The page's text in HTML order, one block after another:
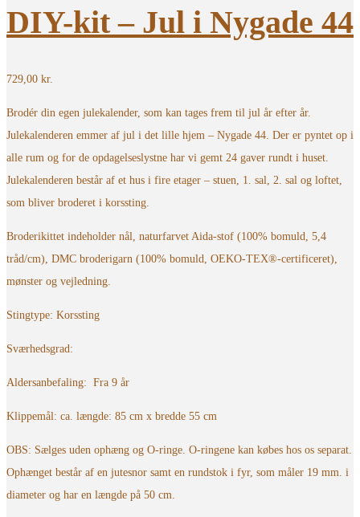
DIY-kit – Jul i Nygade 44
729,00 kr.
Brodér din egen julekalender, som kan tages frem til jul år efter år.
Julekalenderen emmer af jul i det lille hjem – Nygade 44. Der er pyntet op i
alle rum og for de opdagelseslystne har vi gemt 24 gaver rundt i huset.
Julekalenderen består af et hus i fire etager – stuen, 1. sal, 2. sal og loftet,
som bliver broderet i korssting.
Broderikittet indeholder nål, naturfarvet Aida-stof (100% bomuld, 5,4
tråd/cm), DMC broderigarn (100% bomuld, OEKO-TEX®-certificeret),
mønster og vejledning.
Stingtype: Korssting
Sværhedsgrad:
Aldersanbefaling: Fra 9 år
Klippemål: ca. længde: 85 cm x bredde 55 cm
OBS: Sælges uden ophæng og O-ringe. O-ringene kan købes hos os separat.
Ophænget består af en jutesnor samt en rundstok i fyr, som måler 19 mm. i
diameter og har en længde på 50 cm.